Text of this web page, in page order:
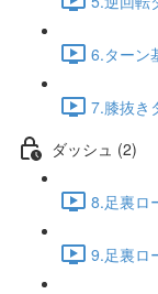
6.ターン
7.膝抜き
ダッシュ (2)
8.足裏ロ
9.足裏ロ